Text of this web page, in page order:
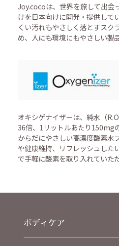
Joy.cocoは、世界を旅して出会
けを日本向けに開発・提供して
くい汚れもやさしく落とすスク
め、人にも環境にもやさしい製
オキシゲナイザーは、純水（
36倍、1リットルあたり150mg
からだにやさしい高濃度酸素水
や健康維持、リフレッシュした
で手軽に酸素を取り入れていた
ボディケア